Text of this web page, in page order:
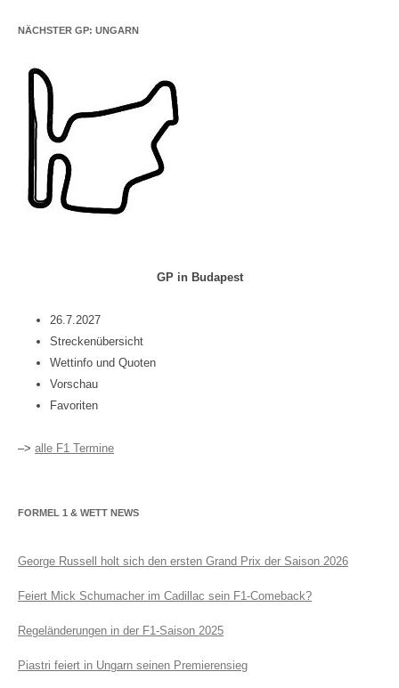
NÄCHSTER GP: UNGARN
GP in Budapest
26.7.2027
Streckenübersicht
Wettinfo und Quoten
Vorschau
Favoriten
–> alle F1 Termine
FORMEL 1 & WETT NEWS
George Russell holt sich den ersten Grand Prix der Saison 2026
Feiert Mick Schumacher im Cadillac sein F1-Comeback?
Regeländerungen in der F1-Saison 2025
Piastri feiert in Ungarn seinen Premierensieg